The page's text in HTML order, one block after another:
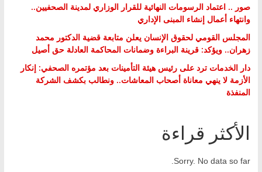
صور .. اعتماد الرسومات النهائية للقرار الوزاري لمدينة الصحفيين..
وانتهاء أعمال إنشاء المبنى الإداري
المجلس القومي لحقوق الإنسان يعلن متابعة قضية الدكتور محمد
زهران.. ويؤكد: قرينة البراءة وضمانات المحاكمة العادلة حق أصيل
دار الخدمات ترد على رئيس هيئة التأمينات بعد مؤتمره الصحفي: إنكار
الأزمة لا ينهي معاناة أصحاب المعاشات.. ونطالب بكشف الشركة
المنفذة
الأكثر قراءة
Sorry. No data so far.